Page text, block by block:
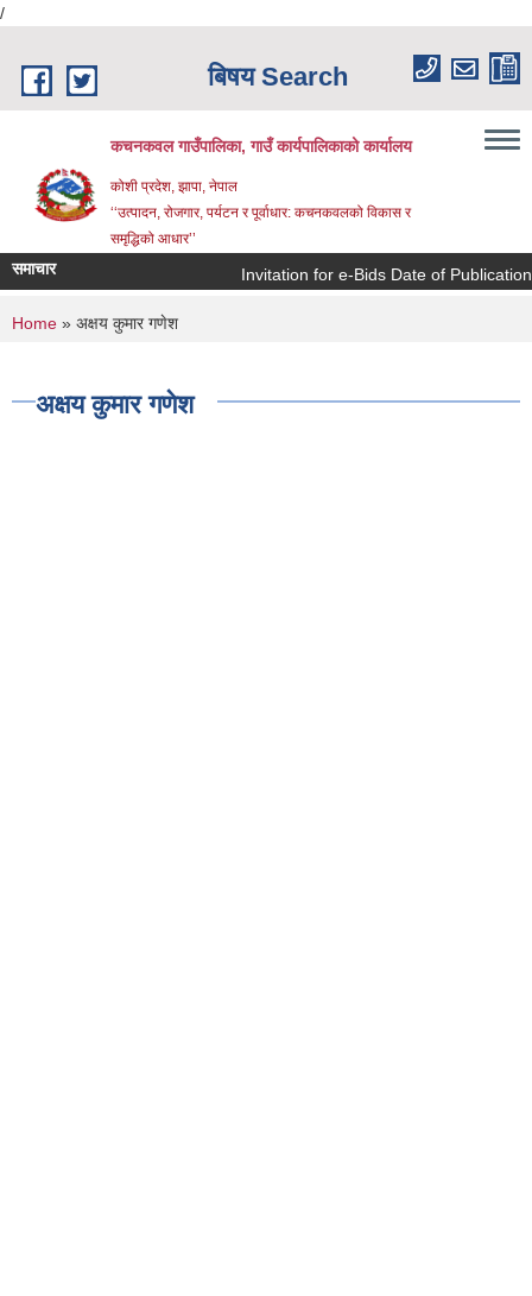
/
बिषय Search
कचनकवल गाउँपालिका, गाउँ कार्यपालिकाको कार्यालय
कोशी प्रदेश, झापा, नेपाल
‘‘उत्पादन, रोजगार, पर्यटन र पूर्वाधार: कचनकवलको विकास र
समृद्धिको आधार’’
समाचार Invitation for e-Bids Date of
You are here
Home » अक्षय कुमार गणेश
अक्षय कुमार गणेश